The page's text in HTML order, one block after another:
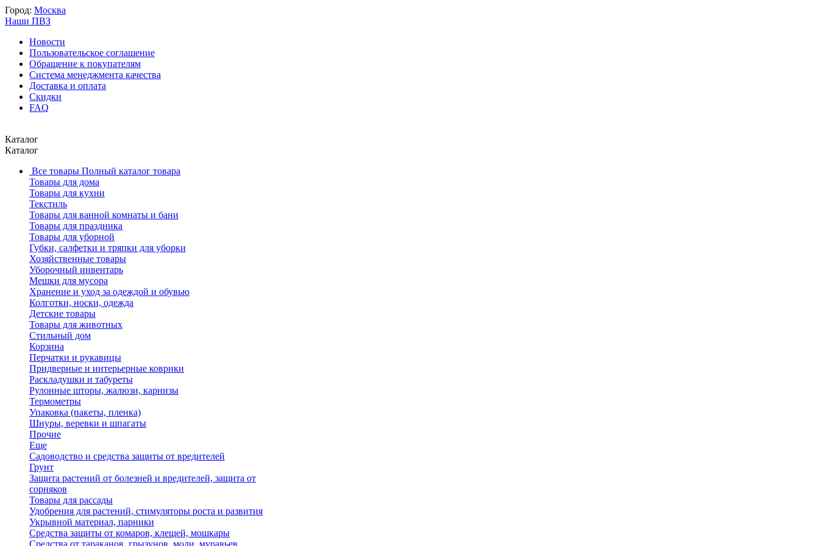
Город: Москва
Наши ПВЗ
Новости
Пользовательское соглашение
Обращение к покупателям
Система менеджмента качества
Доставка и оплата
Скидки
FAQ
Каталог
Каталог
Все товары Полный каталог товара
Товары для дома
Товары для кухни
Текстиль
Товары для ванной комнаты и бани
Товары для праздника
Товары для уборной
Губки, салфетки и тряпки для уборки
Хозяйственные товары
Уборочный инвентарь
Мешки для мусора
Хранение и уход за одеждой и обувью
Колготки, носки, одежда
Детские товары
Товары для животных
Стильный дом
Корзина
Перчатки и рукавицы
Придверные и интерьерные коврики
Раскладушки и табуреты
Рулонные шторы, жалюзи, карнизы
Термометры
Упаковка (пакеты, пленка)
Шнуры, веревки и шпагаты
Прочие
Еще
Садоводство и средства защиты от вредителей
Грунт
Защита растений от болезней и вредителей, защита от
сорняков
Товары для рассады
Удобрения для растений, стимуляторы роста и развития
Укрывной материал, парники
Средства защиты от комаров, клещей, мошкары
Средства от тараканов, грызунов, моли, муравьев